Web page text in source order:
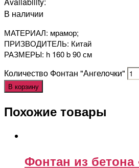
В наличии
МАТЕРИАЛ: мрамор;
ПРИЗВОДИТЕЛЬ: Китай
РАЗМЕРЫ: h 160 b 90 см
Количество Фонтан "Ангелочки"
В корзину
Похожие товары
Фонтан из бетона